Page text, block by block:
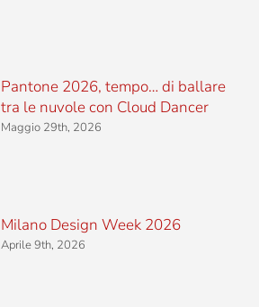
Pantone 2026, tempo… di ballare
tra le nuvole con Cloud Dancer
Maggio 29th, 2026
Milano Design Week 2026
Aprile 9th, 2026